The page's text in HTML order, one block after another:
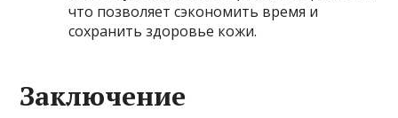
что позволяет сэкономить время и
сохранить здоровье кожи.
Заключение